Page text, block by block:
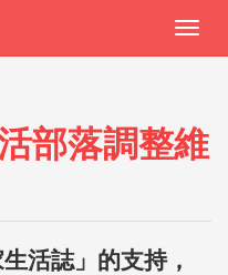
部落調整維
活誌」的支持，